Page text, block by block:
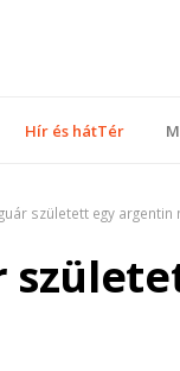
Hír és hátTér
született egy